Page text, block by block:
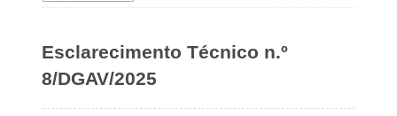
Esclarecimento Técnico n.º
8/DGAV/2025